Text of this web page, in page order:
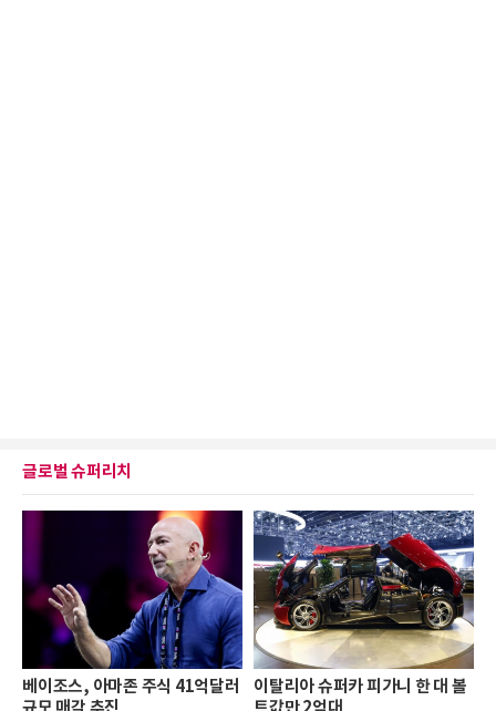
글로벌 슈퍼리치
베이조스, 아마존 주식 41억달러
이탈리아 슈퍼카 피가니 한 대 볼